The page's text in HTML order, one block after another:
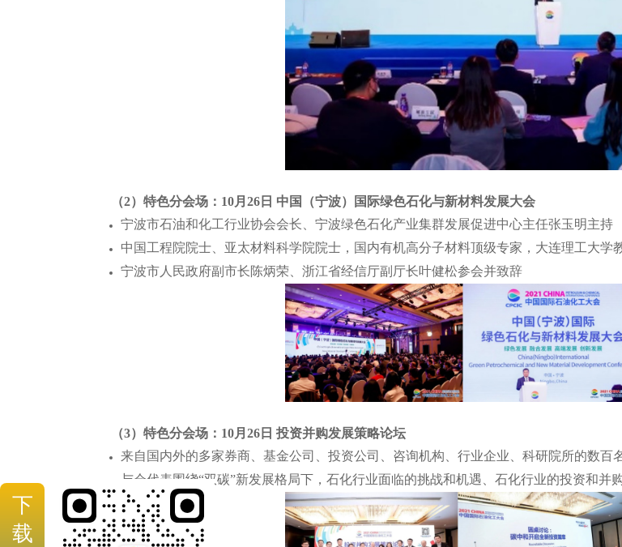
下
载
（2）特色分会场：10月26日 中国（宁波）国际绿色石化与新材料发展大会
宁波市石油和化工行业协会会长、宁波绿色石化产业集群发展促进中心主任张玉明主持
中国工程院院士、亚太材料科学院院士，国内有机高分子材料顶级专家，大连理工大学
宁波市人民政府副市长陈炳荣、浙江省经信厅副厅长叶健松参会并致辞
（3）特色分会场：10月26日 投资并购发展策略论坛
来自国内外的多家券商、基金公司、投资公司、咨询机构、行业企业、科研院所的数
与会代表围绕“双碳”新发展格局下，石化行业面临的挑战和机遇、石化行业的投资和并